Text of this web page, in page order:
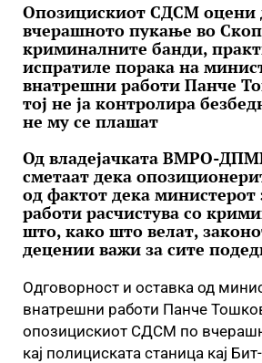
Опозицискиот СДСМ оцени
вчерашното пукање во
криминалните банди,
испратиле порака на
внатрешни работи Панче
тој не ја контролира
не му се плашат
Од владејачката ВМРО-
сметаат дека
од фактот дека
работи расчистува со
што, како што велат,
децении важи за сите
Одговорност и оставка од
внатрешни работи Панче
опозицискиот СДСМ по
кај полициската станица кај